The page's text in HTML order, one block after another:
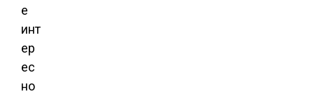
е
инт
ер
ес
но